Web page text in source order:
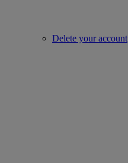
Delete your account